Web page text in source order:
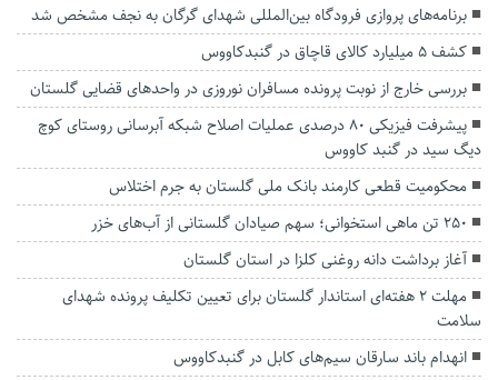
برنامه‌های پروازی فرودگاه بین‌المللی شهدای گرگان به نجف مشخص شد
کشف ۵ میلیارد کالای قاچاق در گنبدکاووس
بررسی خارج از نوبت پرونده مسافران نوروزی در واحد‌های قضایی گلستان
پیشرفت فیزیکی ۸۰ درصدی عملیات اصلاح شبکه آبرسانی روستای کوچ
دیگ سید در گنبد کاووس
محکومیت قطعی کارمند بانک ملی گلستان به جرم اختلاس
۲۵۰ تن ماهی استخوانی؛ سهم صیادان گلستانی از آب‌های خزر
آغاز برداشت دانه روغنی کلزا در استان گلستان
مهلت ۲ هفته‌ای استاندار گلستان برای تعیین تکلیف پرونده شهدای
سلامت
انهدام باند سارقان سیم‌های کابل در گنبدکاووس